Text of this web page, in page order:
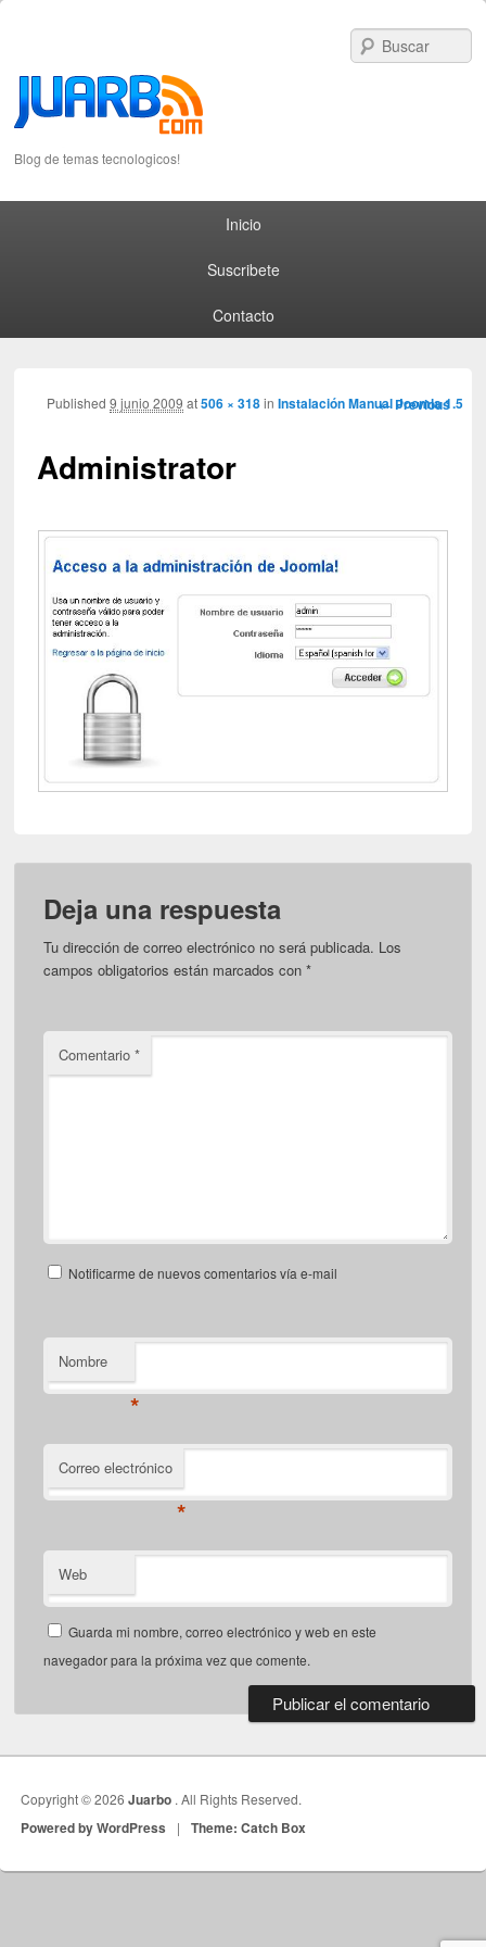
Blog de temas tecnologicos!
Inicio
Suscribete
Contacto
Image
← Previous
Administrator
Published9 junio 2009 at506 × 318inInstalación Manual Joomla 1.5
Deja una respuesta
Tu dirección de correo electrónico no será publicada. Los
campos obligatorios están marcados con*
Comentario*
Notificarme de nuevos comentarios vía e-mail
Nombre
*
Correo electrónico
*
Web
Guarda mi nombre, correo electrónico y web en este
navegador para la próxima vez que comente.
Copyright © 2026Juarbo . All Rights Reserved.
Powered by WordPress | Theme: Catch Box